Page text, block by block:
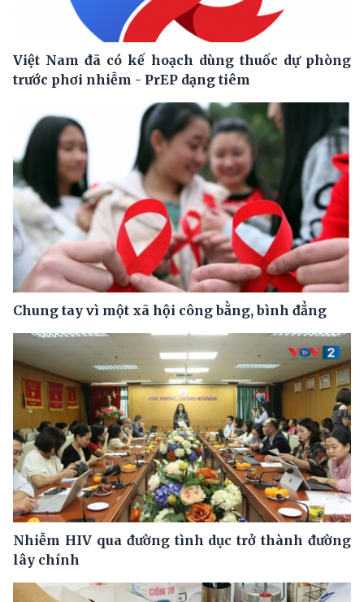
Việt Nam đã có kế hoạch dùng thuốc dự phòng
trước phơi nhiễm - PrEP dạng tiêm
Chung tay vì một xã hội công bằng, bình đẳng
Nhiễm HIV qua đường tình dục trở thành đường
lây chính